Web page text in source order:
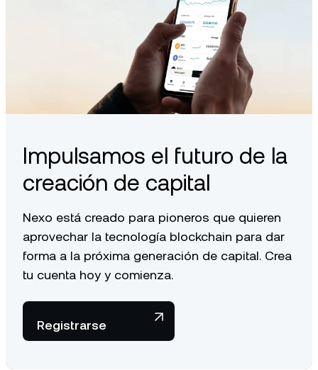
Impulsamos el futuro de la
creación de capital
Nexo está creado para pioneros que quieren
aprovechar la tecnología blockchain para dar
forma a la próxima generación de capital. Crea
tu cuenta hoy y comienza.
Registrarse